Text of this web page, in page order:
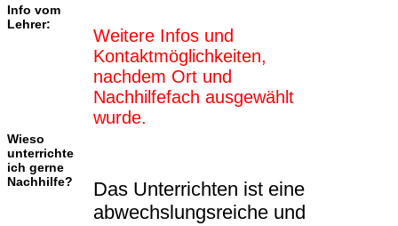
Info vom
Lehrer:
Weitere Infos und
Kontaktmöglichkeiten,
nachdem Ort und
Nachhilfefach ausgewählt
wurde.
Wieso
unterrichte
ich gerne
Nachhilfe?
Das Unterrichten ist eine
abwechslungsreiche und